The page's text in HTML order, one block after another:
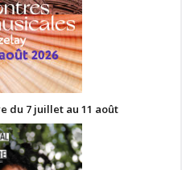
du 7 juillet au 11 août